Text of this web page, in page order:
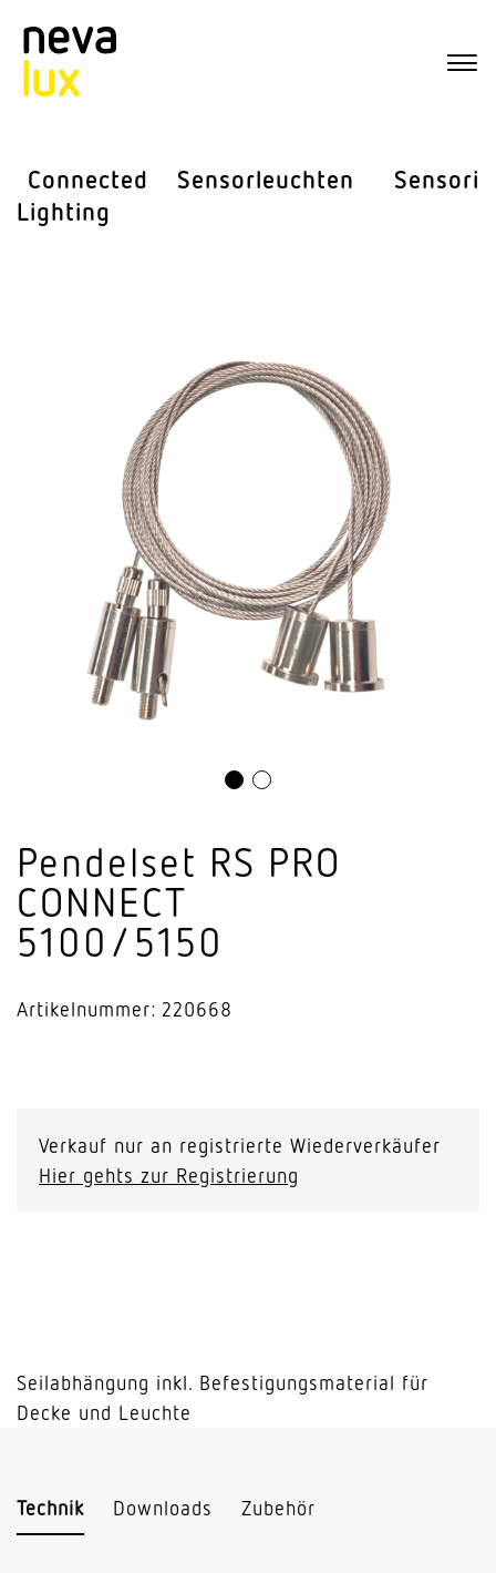
Connected
Lighting
Sensor­leuchten Sensorik
Pendelset RS PRO
CONNECT
5100/5150
Artikelnummer: 220668
PRO
CONNECT
Verkauf nur an registrierte Wiederverkäufer
Hier gehts zur Registrierung
Seilabhängung inkl. Befestigungsmaterial für
Decke und Leuchte
Technik Downloads Zubehör